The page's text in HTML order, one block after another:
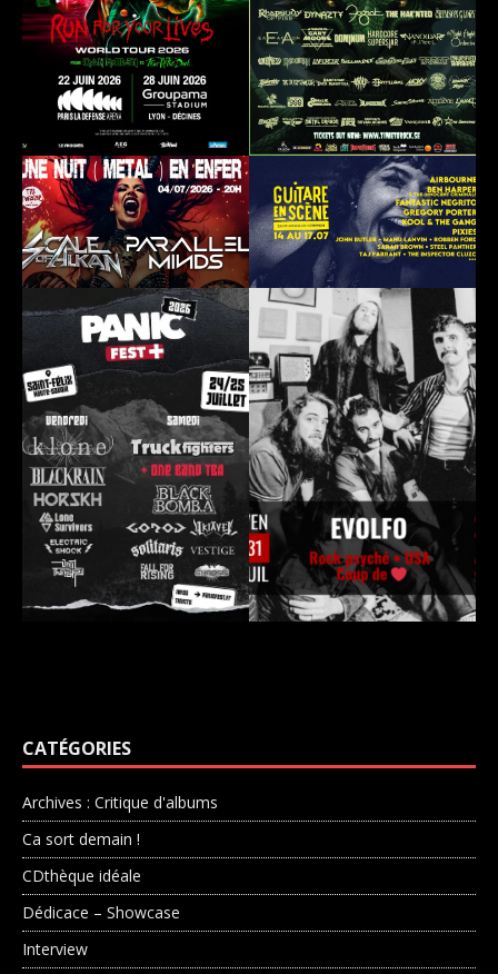
CATÉGORIES
Archives : Critique d'albums
Ca sort demain !
CDthèque idéale
Dédicace – Showcase
Interview